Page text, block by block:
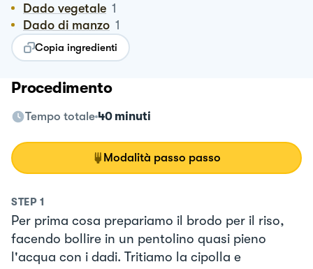
Dado vegetale 1
Dado di manzo 1
Copia ingredienti
Procedimento
Tempo totale 40 minuti
Modalità passo passo
STEP 1
Per prima cosa prepariamo il brodo per il riso,
facendo bollire in un pentolino quasi pieno
l'acqua con i dadi. Tritiamo la cipolla e